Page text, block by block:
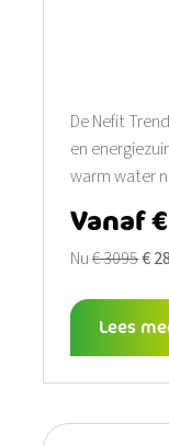
De Nefit
en
warm water
Vanaf
Nu€ 3095€
Lees